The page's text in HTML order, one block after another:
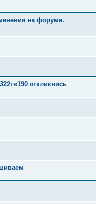
на форуме.
откликнись